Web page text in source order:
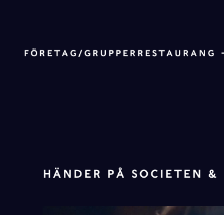
FÖRETAG/GRUPPER RESTAURANG
HÄNDER PÅ SOCIETEN &